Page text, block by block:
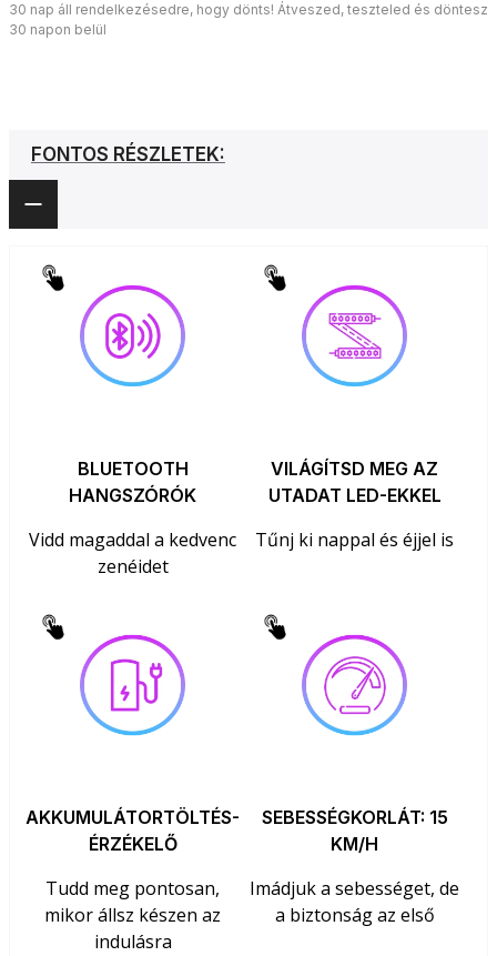
30 nap áll rendelkezésedre, hogy dönts! Átveszed, teszteled és döntesz
30 napon belül
FONTOS RÉSZLETEK:
BLUETOOTH
HANGSZÓRÓK
Vidd magaddal a kedvenc
zenéidet
VILÁGÍTSD MEG AZ
UTADAT LED-EKKEL
Tűnj ki nappal és éjjel is
AKKUMULÁTORTÖLTÉS-
ÉRZÉKELŐ
Tudd meg pontosan,
mikor állsz készen az
indulásra
SEBESSÉGKORLÁT: 15
KM/H
Imádjuk a sebességet, de
a biztonság az első